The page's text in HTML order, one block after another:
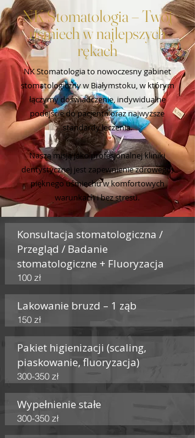
NK Stomatologia – Twój
uśmiech w najlepszych
rękach
NK Stomatologia to nowoczesny gabinet
stomatologiczny w Białymstoku, w którym
łączymydoświadczenie, indywidualne
podejście do pacjenta oraz najwyższe
standardy leczenia.
Naszą misją jako profesjonalnej kliniki
dentystycznej jest zapewnienie zdrowego,
pięknego uśmiechu w komfortowych
warunkach i bez stresu.
Konsultacja stomatologiczna /
Przegląd / Badanie
stomatologiczne + Fluoryzacja
100 zł
Lakowanie bruzd – 1 ząb
150 zł
Pakiet higienizacji (scaling,
piaskowanie, fluoryzacja)
300-350 zł
Wypełnienie stałe
300-350 zł